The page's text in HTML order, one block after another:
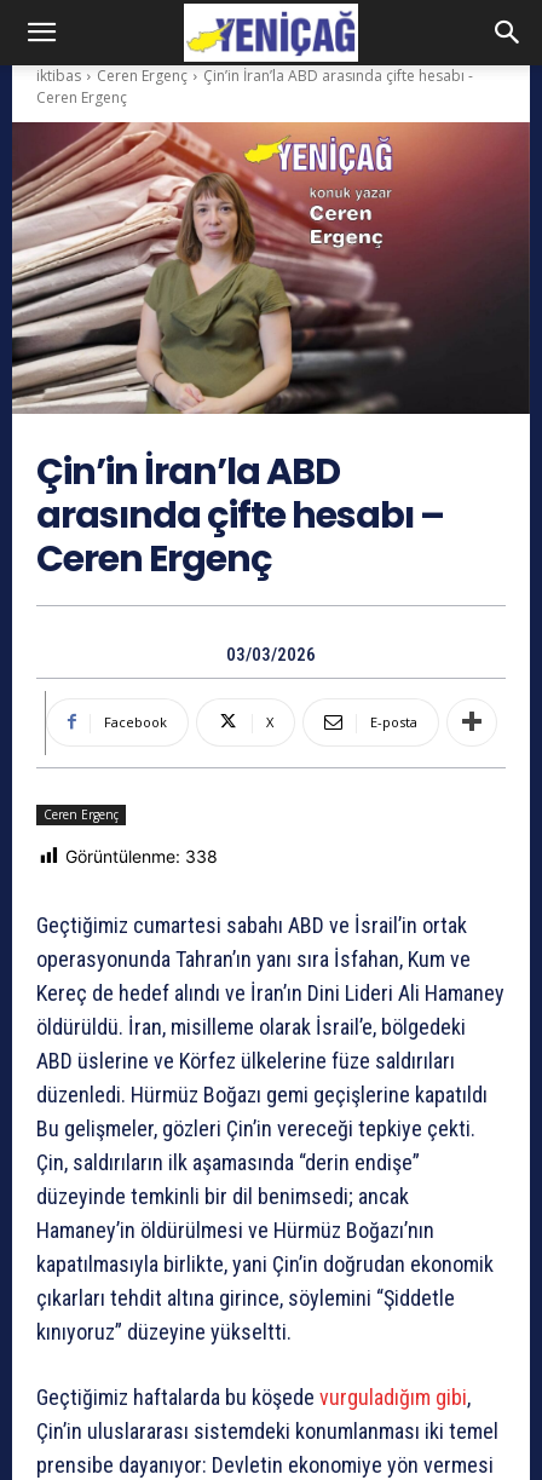
iktibas Ceren Ergenç
Çin’in İran’la ABD arasında çifte hesabı -
Ceren Ergenç
Çin’in İran’la ABD
arasında çifte hesabı –
Ceren Ergenç
03/03/2026
Facebook X E-posta
Ceren Ergenç
Görüntülenme: 338
Geçtiğimiz cumartesi sabahı ABD ve İsrail’in ortak
operasyonunda Tahran’ın yanı sıra İsfahan, Kum ve
Kereç de hedef alındı ve İran’ın Dini Lideri Ali Hamaney
öldürüldü. İran, misilleme olarak İsrail’e, bölgedeki
ABD üslerine ve Körfez ülkelerine füze saldırıları
düzenledi. Hürmüz Boğazı gemi geçişlerine kapatıldı
Bu gelişmeler, gözleri Çin’in vereceği tepkiye çekti.
Çin, saldırıların ilk aşamasında “derin endişe”
düzeyinde temkinli bir dil benimsedi; ancak
Hamaney’in öldürülmesi ve Hürmüz Boğazı’nın
kapatılmasıyla birlikte, yani Çin’in doğrudan ekonomik
çıkarları tehdit altına girince, söylemini “Şiddetle
kınıyoruz” düzeyine yükseltti.
Geçtiğimiz haftalarda bu köşede vurguladığım gibi,
Çin’in uluslararası sistemdeki konumlanması iki temel
prensibe dayanıyor: Devletin ekonomiye yön vermesi